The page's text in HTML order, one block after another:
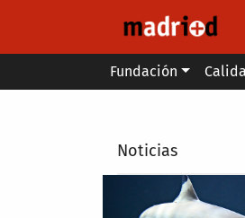
Main menu
Fundación
Noticias